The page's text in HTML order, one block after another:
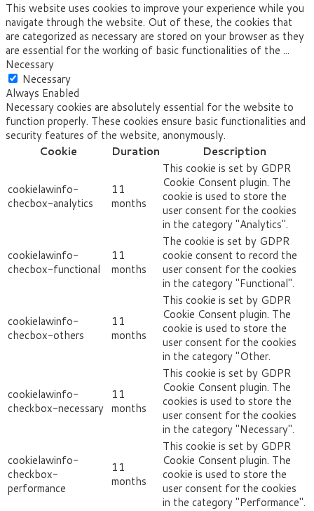
This website uses cookies to improve your experience while you
navigate through the website. Out of these, the cookies that
are categorized as necessary are stored on your browser as they
are essential for the working of basic functionalities of the ...
Necessary
Necessary
Always Enabled
Necessary cookies are absolutely essential for the website to
function properly. These cookies ensure basic functionalities and
security features of the website, anonymously.
Cookie
Duration Description
cookielawinfo-
checbox-analytics
11
months
This cookie is set by GDPR
Cookie Consent plugin. The
cookie is used to store the
user consent for the cookies
in the category "Analytics".
cookielawinfo-
checbox-functional
11
months
The cookie is set by GDPR
cookie consent to record the
user consent for the cookies
in the category "Functional".
cookielawinfo-
checbox-others
11
months
This cookie is set by GDPR
Cookie Consent plugin. The
cookie is used to store the
user consent for the cookies
in the category "Other.
cookielawinfo-
checkbox-necessary
11
months
This cookie is set by GDPR
Cookie Consent plugin. The
cookies is used to store the
user consent for the cookies
in the category "Necessary".
cookielawinfo-
checkbox-
performance
11
months
This cookie is set by GDPR
Cookie Consent plugin. The
cookie is used to store the
user consent for the cookies
in the category "Performance".